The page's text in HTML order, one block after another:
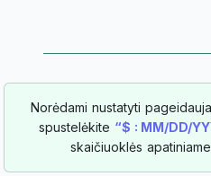
Norėdami nustatyti
spustelėkite “$ : MM/DD/
skaičiuoklės